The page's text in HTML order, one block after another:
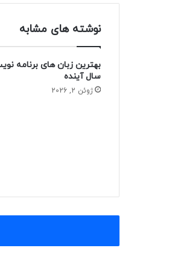
نوشته های مشابه
سال آینده
ژوئن 2, 2026